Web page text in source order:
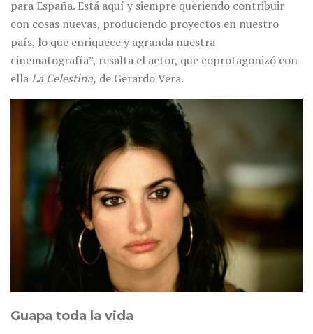
para España. Está aquí y siempre queriendo contribuir
con cosas nuevas, produciendo proyectos en nuestro
país, lo que enriquece y agranda nuestra
cinematografía”, resalta el actor, que coprotagonizó con
ellaLa Celestina, de Gerardo Vera.
Guapa toda la vida